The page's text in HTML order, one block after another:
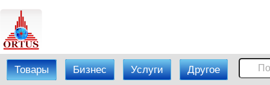
Товары Бизнес Услуги Другое